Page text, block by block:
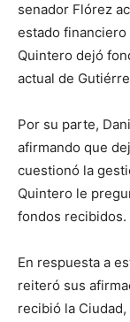
senador Flórez
estado financiero
Quintero dejó
actual de
Por su parte,
afirmando que
cuestionó la
Quintero le
fondos recibidos.
En respuesta a
reiteró sus
recibió la